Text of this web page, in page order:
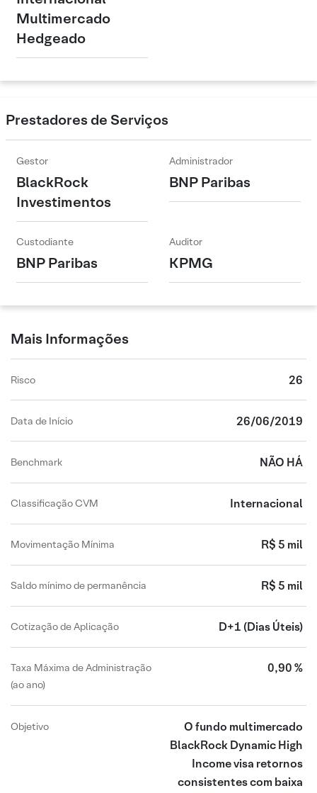
Multimercado
Hedgeado
Prestadores de Serviços
Gestor
BlackRock
Investimentos
Administrador
BNP Paribas
Custodiante
BNP Paribas
Auditor
KPMG
Mais Informações
Risco 26
Data de Início 26/06/2019
Benchmark NÃO HÁ
Classificação CVM Internacional
Movimentação Mínima R$ 5 mil
Saldo mínimo de permanência R$ 5 mil
Cotização de Aplicação D+1 (Dias Úteis)
Taxa Máxima de Administração
(ao ano)
0,90 %
Objetivo
O fundo multimercado
BlackRock Dynamic High
Income visa retornos
consistentes com baixa